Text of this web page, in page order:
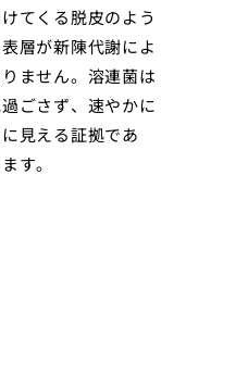
てくる脱皮のよう
層が新陳代謝によ
ません。溶連菌は
ごさず、速やかに
見える証拠であ
す。